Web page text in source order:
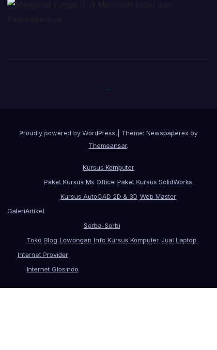
Proudly powered by WordPress
Theme: Newspaperex by
Themeansar.
Kursus Komputer
Paket Kursus Ms Office Paket Kursus SolidWorks
Kursus AutoCAD 2D & 3D Web Master
GaleriArtikel
Serba-Serbi
Toko Blog Lowongan Info Kursus Komputer Jual Laptop
Internet Provider
Internet Glosindo